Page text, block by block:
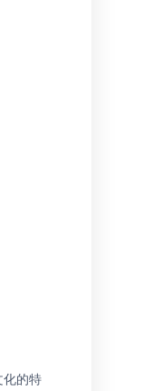
化的特